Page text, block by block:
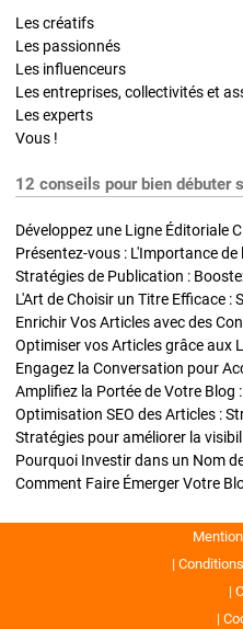
Les créatifs
Les passionnés
Les influenceurs
Les entreprises, collectivités et
Les experts
Vous !
12 conseils pour bien débuter
Développez une Ligne Éditoriale
Présentez-vous : L'Importance
L'Art de Choisir un Titre Efficace :
Optimiser vos Articles grâce aux
Engagez la Conversation pour
Amplifiez la Portée de Votre Blog